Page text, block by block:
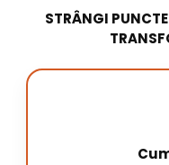
STRÂNGI